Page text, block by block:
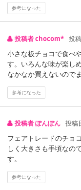
【フェアトレードチョ
有機アーモンド粉を使
モンドのアクセント
アレルギー表示:
【フェアトレードチョコ･板チョ
【フェアトレードチョコ･板チョ
【フェアトレードチョコ･板チョ
【フェアトレードチョコ･板チョ
【フェアトレードチョ
参考になった
投稿者 chocom* 投
小さな板チョコで食べ
す。いろんな味が楽し
なかなか買えないので
参考になった
投稿者 ぽんぽん 投稿
フェアトレードのチョ
しく大きさも手頃なの
す。
参考になった